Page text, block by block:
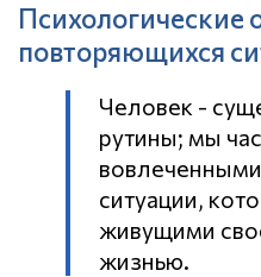
Психологические
повторяющихся
Человек -
рутины; мы
ситуации,
живущими
жизнью.